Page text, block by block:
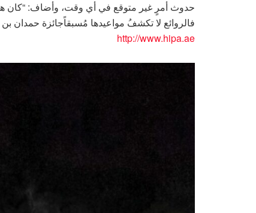
حدوث أمرٍ غير متوقع في أي وقت، وأضاف: “كان هذا
فالروائع لا تكشفُ مواعيدها مُسبقاًجائزة حمدان
http://www.hipa.ae